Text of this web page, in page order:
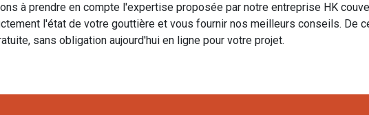
à prendre en compte l'expertise proposée par notre entreprise HK
l'état de votre gouttière et vous fournir nos meilleurs conseils. De
sans obligation aujourd'hui en ligne pour votre projet.